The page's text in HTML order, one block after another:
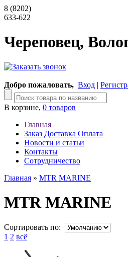
8 (8202)
633-622
Череповец,
Добро пожаловать, Вход |
В корзине, 0 товаров
Главная
Заказ Доставка Оплата
Новости и статьи
Контакты
Сотрудничество
Главная » MTR MARINE
MTR MARINE
Сортировать по:
1 2 всё